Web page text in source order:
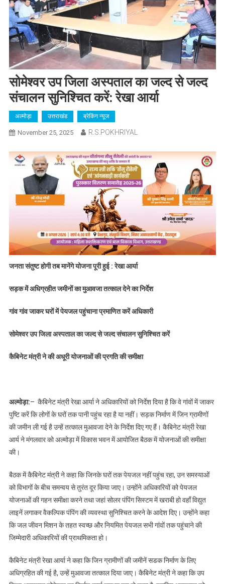
सोमेश्वर उप जिला अस्पताल का जल्द से जल्द
संचालन सुनिश्चित करें: रेखा आर्या
अल्मोड़ा उत्तराखंड ब्रेकिंग न्यूज
November 25, 2025 R.S.POKHRIYAL
जनता संतुष्ट होगी तब मानेंगे योजना पूरी हुई : रेखा आर्या
सड़क में अधिग्रहीत जमीनों का मुआवजा तत्काल देने का निर्देश
गांव गांव जाकर घरों में पेयजल पहुंचाना प्रमाणित करें अधिकारी
सोमेश्वर उप जिला अस्पताल का जल्द से जल्द संचालन सुनिश्चित करें
कैबिनेट मंत्री ने की अधूरी योजनाओं की प्रगति की समीक्षा
अल्मोड़ा:– कैबिनेट मंत्री रेखा आर्या ने अधिकारियों को निर्देश दिया है कि वे गांवों में जाकर
पुष्टि करें कि लोगों के घरों तक पानी पहुंच रहा है या नहीं। सड़क निर्माण में जिन ग्रामीणों
की जमीन ली गई है उन्हें तत्काल मुआवजा देने के निर्देश दिए गए हैं। कैबिनेट मंत्री रेखा
आर्य ने मंगलवार को अल्मोड़ा में विकास भवन में आयोजित बैठक में योजनाओं की समीक्षा
की।
बैठक में कैबिनेट मंत्री ने कहा कि जिनके घरों तक पेयजल नहीं पहुंच रहा, उन समस्याओं
को विभागों के बीच समन्वय से तुरंत दूर किया जाए। उन्होंने अधिकारियों को पेयजल
योजनाओं की गहन समीक्षा करने तथा जहां सोलर पंपिंग सिस्टम में खराबी हो वहाँ विद्युत
लाइनें लगाकर वैकल्पिक पंपिंग की व्यवस्था सुनिश्चित करने के आदेश दिए। उन्होंने कहा
कि जल जीवन मिशन के तहत स्वच्छ और नियमित पेयजल सभी गांवों तक पहुंचाने की
जिम्मेदारी अधिकारियों की प्राथमिकता हो।
कैबिनेट मंत्री रेखा आर्या ने कहा कि जिन ग्रामीणों की जमीनें सडक निर्माण के लिए
अधिग्रहित की गई है, उन्हें मुआवजा तत्काल दिया जाए। कैबिनेट मंत्री ने कहा कि उप